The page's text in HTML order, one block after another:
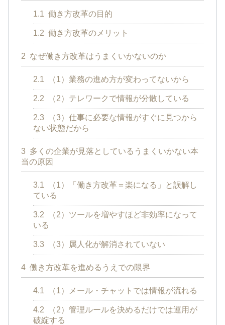
1.1 働き方改革の目的
1.2 働き方改革のメリット
2 なぜ働き方改革はうまくいかないのか
2.1 （1）業務の進め方が変わってないから
2.2 （2）テレワークで情報が分散している
2.3
（3）仕事に必要な情報がすぐに見つから
ない状態だから
3 多くの企業が見落としているうまくいかない本
当の原因
3.1
（1）「働き方改革＝楽になる」と誤解し
ている
3.2
（2）ツールを増やすほど非効率になって
いる
3.3 （3）属人化が解消されていない
4 働き方改革を進めるうえでの限界
4.1 （1）メール・チャットでは情報が流れる
4.2
（2）管理ルールを決めるだけでは運用が
破綻する